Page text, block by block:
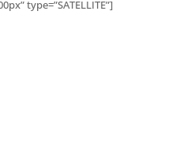
type=”SATELLITE”]